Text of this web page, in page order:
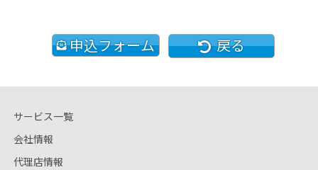
申込フォーム 戻る
サービス一覧
会社情報
代理店情報